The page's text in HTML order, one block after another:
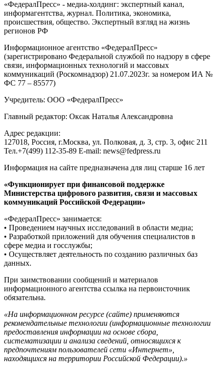
«ФедералПресс» - медиа-холдинг: экспертный канал,
информагентства, журнал. Политика, экономика,
происшествия, общество. Экспертный взгляд на жизнь
регионов РФ
Информационное агентство «ФедералПресс»
(зарегистрировано Федеральной службой по надзору в сфере
связи, информационных технологий и массовых
коммуникаций (Роскомнадзор) 21.07.2023г. за номером ИА №
ФС 77 – 85577)
Учредитель: ООО «ФедералПресс»
Главный редактор: Оксак Наталья Александровна
Адрес редакции:
127018, Россия, г.Москва, ул. Полковая, д. 3, стр. 3, офис 211
Тел.+7(499) 112-35-89 E-mail: news@fedpress.ru
Информация на сайте предназначена для лиц старше 16 лет
«Функционирует при финансовой поддержке
Министерства цифрового развития, связи и массовых
коммуникаций Российской Федерации»
«ФедералПресс» занимается:
• Проведением научных исследований в области медиа;
• Разработкой приложений для обучения специалистов в
сфере медиа и госслужбы;
• Осуществляет деятельность по созданию различных баз
данных.
При заимствовании сообщений и материалов
информационного агентства ссылка на первоисточник
обязательна.
«На информационном ресурсе (сайте) применяются
рекомендательные технологии (информационные технологии
предоставления информации на основе сбора,
систематизации и анализа сведений, относящихся к
предпочтениям пользователей сети «Интернет»,
находящихся на территории Российской Федерации).»